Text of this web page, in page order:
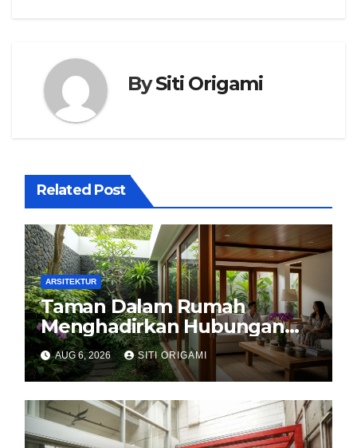
BySiti Origami
Related Post
ARSITEKTUR
Taman Dalam Rumah
Menghadirkan Hubungan
Harmonis antara Arsitektur
dan Alam
AUG 6, 2026 SITI ORIGAMI